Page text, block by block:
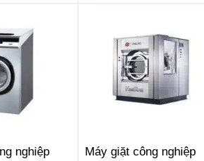
nghiệp
Máy giặt công nghiệp